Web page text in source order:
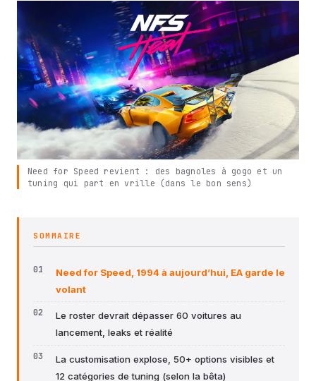
Need for Speed revient : des bagnoles à gogo et un
tuning qui part en vrille (dans le bon sens)
SOMMAIRE
Need for Speed, 1994 à aujourd’hui, EA garde le
volant
Le roster devrait dépasser 60 voitures au
lancement, leaks et réalité
La customisation explose, 50+ options visibles et
12 catégories de tuning (selon la bêta)